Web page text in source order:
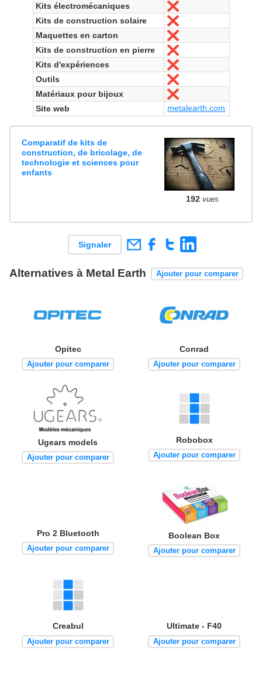
Kits électromécaniques
Non
Kits de construction solaire
Non
Maquettes en carton
Non
Kits de construction en pierre
Non
Kits d'expériences
Non
Outils
Non
Matériaux pour bijoux
Non
Site web
metalearth.com
Comparatif de kits de
construction, de bricolage, de
technologie et sciences pour
enfants
192 vues
Signaler
Alternatives à Metal Earth Ajouter pour comparer
Opitec
Ajouter pour comparer
Conrad
Ajouter pour comparer
Ugears models
Ajouter pour comparer
Robobox
Ajouter pour comparer
Pro 2 Bluetooth
Ajouter pour comparer
Boolean Box
Ajouter pour comparer
Creabul
Ajouter pour comparer
Ultimate - F40
Ajouter pour comparer